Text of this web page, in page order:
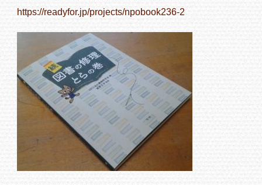
https://readyfor.jp/projects/npobook236-2